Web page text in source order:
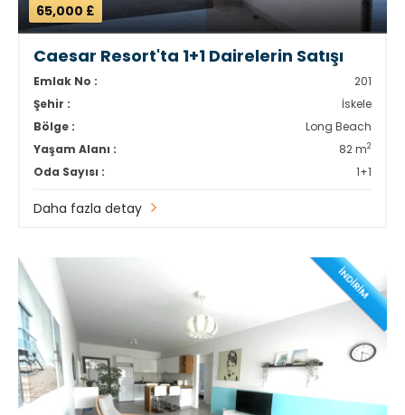
65,000 £
Caesar Resort'ta 1+1 Dairelerin Satışı
Emlak No :
201
Şehir :
İskele
Bölge :
Long Beach
Yaşam Alanı :
82 m2
Oda Sayısı : 1+1
Daha fazla detay
İNDİRİM